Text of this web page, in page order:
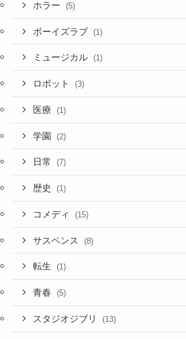
ホラー (5)
ボーイズラブ (1)
ミュージカル (1)
ロボット (3)
医療 (1)
学園 (2)
日常 (7)
歴史 (1)
コメディ (15)
サスペンス (8)
転生 (1)
青春 (5)
スタジオジブリ (13)